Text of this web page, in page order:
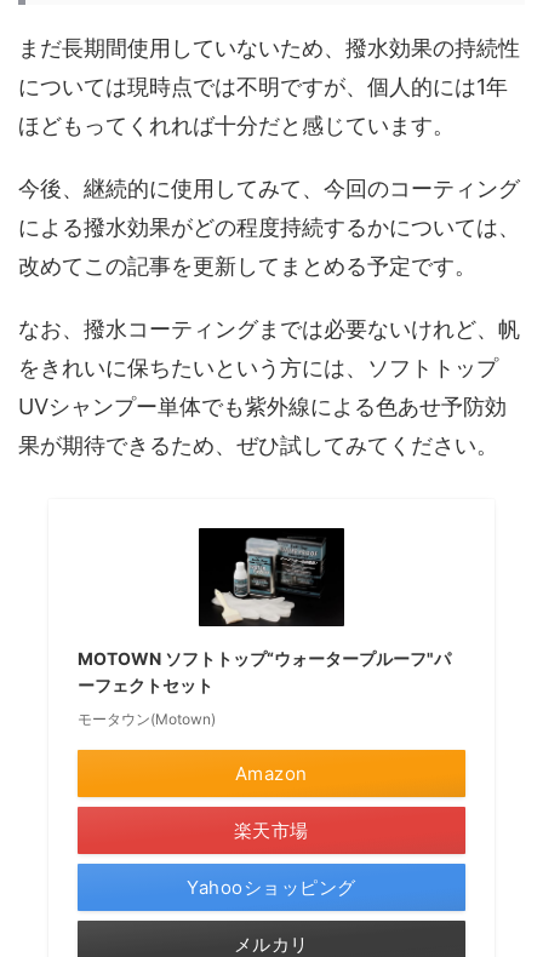
まだ長期間使用していないため、撥水効果の持続性
については現時点では不明ですが、個人的には1年
ほどもってくれれば十分だと感じています。
今後、継続的に使用してみて、今回のコーティング
による撥水効果がどの程度持続するかについては、
改めてこの記事を更新してまとめる予定です。
なお、撥水コーティングまでは必要ないけれど、帆
をきれいに保ちたいという方には、ソフトトップ
UVシャンプー単体でも紫外線による色あせ予防効
果が期待できるため、ぜひ試してみてください。
MOTOWN ソフトトップ“ウォータープルーフ"パ
ーフェクトセット
モータウン(Motown)
Amazon
楽天市場
Yahooショッピング
メルカリ